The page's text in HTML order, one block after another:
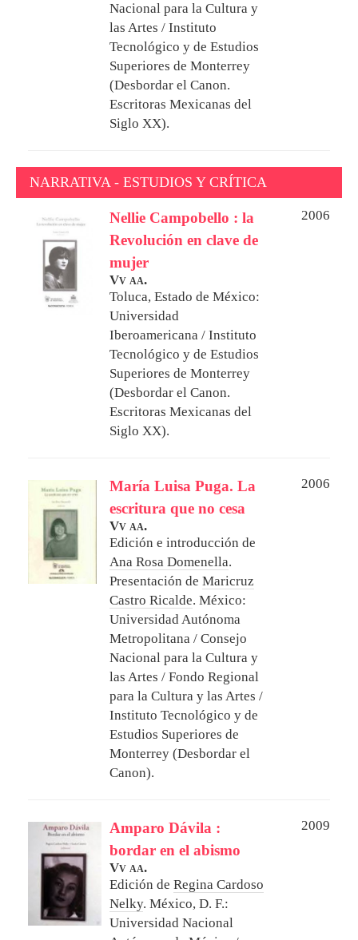
Nacional para la Cultura y
las Artes / Instituto
Tecnológico y de Estudios
Superiores de Monterrey
(Desbordar el Canon.
Escritoras Mexicanas del
Siglo XX).
NARRATIVA - ESTUDIOS Y CRÍTICA
Nellie Campobello : la
Revolución en clave de
mujer
2006
Vv aa.
Toluca, Estado de México:
Universidad
Iberoamericana / Instituto
Tecnológico y de Estudios
Superiores de Monterrey
(Desbordar el Canon.
Escritoras Mexicanas del
Siglo XX).
María Luisa Puga. La
escritura que no cesa
2006
Vv aa.
Edición e introducción de
Ana Rosa Domenella.
Presentación de Maricruz
Castro Ricalde. México:
Universidad Autónoma
Metropolitana / Consejo
Nacional para la Cultura y
las Artes / Fondo Regional
para la Cultura y las Artes /
Instituto Tecnológico y de
Estudios Superiores de
Monterrey (Desbordar el
Canon).
Amparo Dávila :
bordar en el abismo
2009
Vv aa.
Edición de Regina Cardoso
Nelky. México, D. F.:
Universidad Nacional